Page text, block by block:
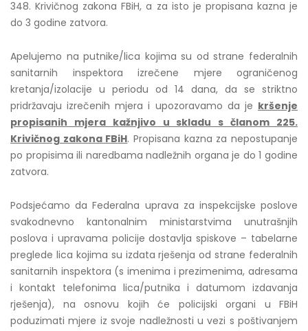
348. Krivičnog zakona FBiH, a za isto je propisana kazna je
do 3 godine zatvora.
Apelujemo na putnike/lica kojima su od strane federalnih
sanitarnih inspektora izrečene mjere ograničenog
kretanja/izolacije u periodu od 14 dana, da se striktno
pridržavaju izrečenih mjera i upozoravamo da je kršenje
propisanih mjera kažnjivo u skladu s članom 225.
Krivičnog zakona FBiH. Propisana kazna za nepostupanje
po propisima ili naredbama nadležnih organa je do 1 godine
zatvora.
Podsjećamo da Federalna uprava za inspekcijske poslove
svakodnevno kantonalnim ministarstvima unutrašnjih
poslova i upravama policije dostavlja spiskove – tabelarne
preglede lica kojima su izdata rješenja od strane federalnih
sanitarnih inspektora (s imenima i prezimenima, adresama
i kontakt telefonima lica/putnika i datumom izdavanja
rješenja), na osnovu kojih će policijski organi u FBiH
poduzimati mjere iz svoje nadležnosti u vezi s poštivanjem